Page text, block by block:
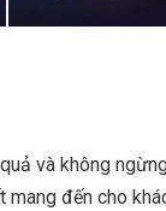
và không
đến cho